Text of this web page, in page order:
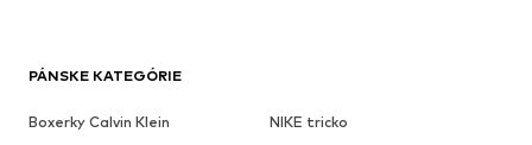
PÁNSKE KATEGÓRIE
Boxerky Calvin Klein
NIKE tricko